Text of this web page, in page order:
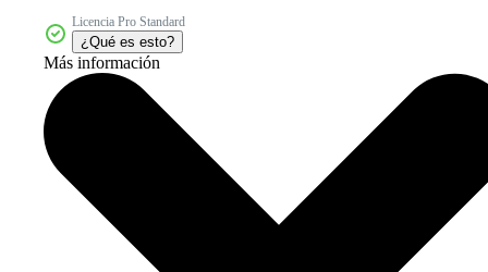
Licencia Pro Standard
¿Qué es esto?
Más información